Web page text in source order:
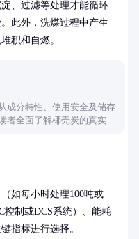
、过滤等处理才能循环
此外，洗煤过程中产生
积和自燃。
成分特性、使用安全及储存
者全面了解椰壳炭的真实性
如每小时处理100吨或
控制或DCS系统）、能耗
指标进行选择。